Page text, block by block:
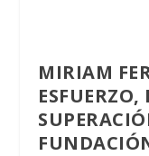
MIRIAM